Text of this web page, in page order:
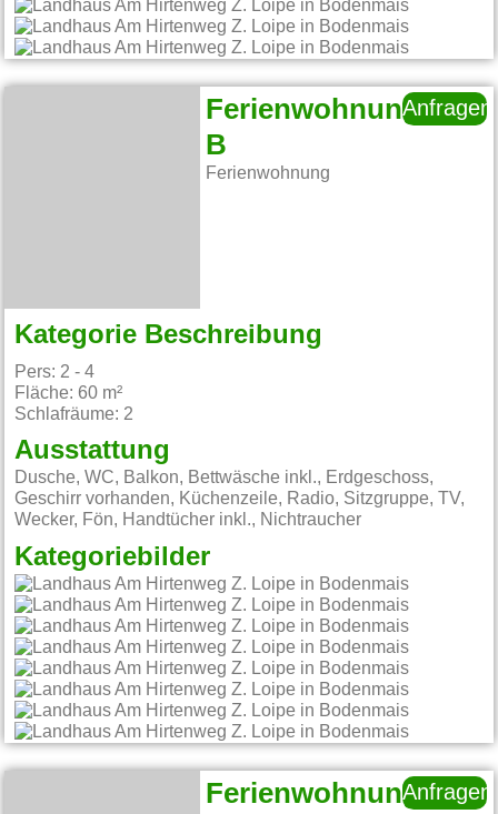
Ferienwohnung
B
Ferienwohnung
Anfragen
Kategorie Beschreibung
Pers: 2 - 4
Fläche: 60 m²
Schlafräume: 2
Ausstattung
Dusche, WC, Balkon, Bettwäsche inkl., Erdgeschoss,
Geschirr vorhanden, Küchenzeile, Radio, Sitzgruppe, TV,
Wecker, Fön, Handtücher inkl., Nichtraucher
Kategoriebilder
FerienwohnungAnfragen